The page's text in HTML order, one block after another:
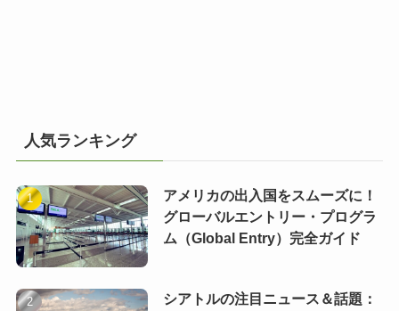
人気ランキング
アメリカの出入国をスムーズに！
グローバルエントリー・プログラ
ム（Global Entry）完全ガイド
シアトルの注目ニュース＆話題：